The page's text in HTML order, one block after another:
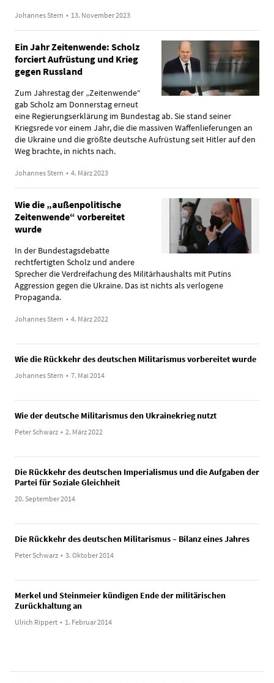
Johannes Stern • 13. November 2023
Ein Jahr Zeitenwende: Scholz
forciert Aufrüstung und Krieg
gegen Russland
Zum Jahrestag der „Zeitenwende“
gab Scholz am Donnerstag erneut
eine Regierungserklärung im Bundestag ab. Sie stand seiner
Kriegsrede vor einem Jahr, die die massiven Waffenlieferungen an
die Ukraine und die größte deutsche Aufrüstung seit Hitler auf den
Weg brachte, in nichts nach.
Johannes Stern • 4. März 2023
Wie die „außenpolitische
Zeitenwende“ vorbereitet
wurde
In der Bundestagsdebatte
rechtfertigten Scholz und andere
Sprecher die Verdreifachung des Militärhaushalts mit Putins
Aggression gegen die Ukraine. Das ist nichts als verlogene
Propaganda.
Johannes Stern • 4. März 2022
Wie die Rückkehr des deutschen Militarismus vorbereitet wurde
Johannes Stern • 7. Mai 2014
Wie der deutsche Militarismus den Ukrainekrieg nutzt
Peter Schwarz • 2. März 2022
Die Rückkehr des deutschen Imperialismus und die Aufgaben der
Partei für Soziale Gleichheit
20. September 2014
Die Rückkehr des deutschen Militarismus – Bilanz eines Jahres
Peter Schwarz • 3. Oktober 2014
Merkel und Steinmeier kündigen Ende der militärischen
Zurückhaltung an
Ulrich Rippert • 1. Februar 2014